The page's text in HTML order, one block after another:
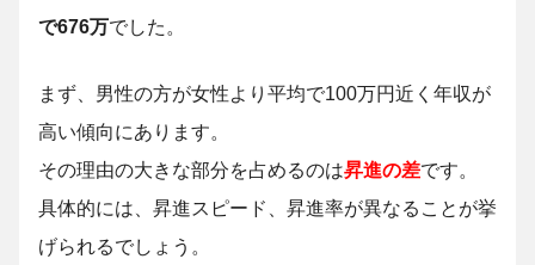
で676万でした。
まず、男性の方が女性より平均で100万円近く年収が
高い傾向にあります。
その理由の大きな部分を占めるのは昇進の差です。
具体的には、昇進スピード、昇進率が異なることが挙
げられるでしょう。